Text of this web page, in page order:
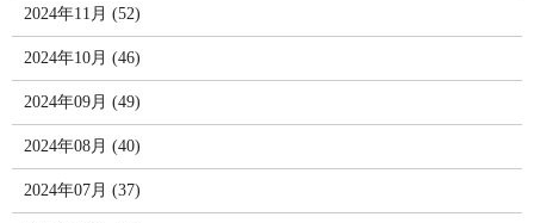
2024年11月 (52)
2024年10月 (46)
2024年09月 (49)
2024年08月 (40)
2024年07月 (37)